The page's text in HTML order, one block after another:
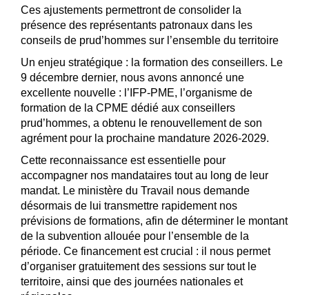
Ces ajustements permettront de consolider la
présence des représentants patronaux dans les
conseils de prud’hommes sur l’ensemble du territoire
Un enjeu stratégique : la formation des conseillers. Le
9 décembre dernier, nous avons annoncé une
excellente nouvelle : l’IFP-PME, l’organisme de
formation de la CPME dédié aux conseillers
prud’hommes, a obtenu le renouvellement de son
agrément pour la prochaine mandature 2026-2029.
Cette reconnaissance est essentielle pour
accompagner nos mandataires tout au long de leur
mandat. Le ministère du Travail nous demande
désormais de lui transmettre rapidement nos
prévisions de formations, afin de déterminer le montant
de la subvention allouée pour l’ensemble de la
période. Ce financement est crucial : il nous permet
d’organiser gratuitement des sessions sur tout le
territoire, ainsi que des journées nationales et